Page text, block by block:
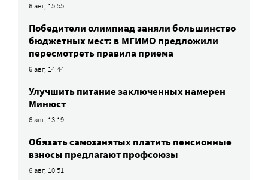
6 авг, 15:55
Победители олимпиад заняли большинство
бюджетных мест: в МГИМО предложили
пересмотреть правила приема
6 авг, 14:44
Улучшить питание заключенных намерен
Минюст
6 авг, 13:19
Обязать самозанятых платить пенсионные
взносы предлагают профсоюзы
6 авг, 10:51